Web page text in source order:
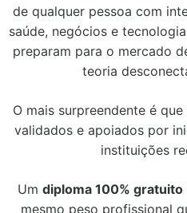
de qualquer pessoa com
saúde, negócios e
preparam para o mercado
teoria
O mais surpreendente é
validados e apoiados por
instituições
Um diploma 100% gratuito
mesmo peso profissional